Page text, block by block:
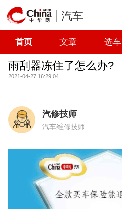
汽车
首页 文章 选车
雨刮器冻住了怎么办?
2021-04-27 16:29:04
汽修技师
汽车维修技师